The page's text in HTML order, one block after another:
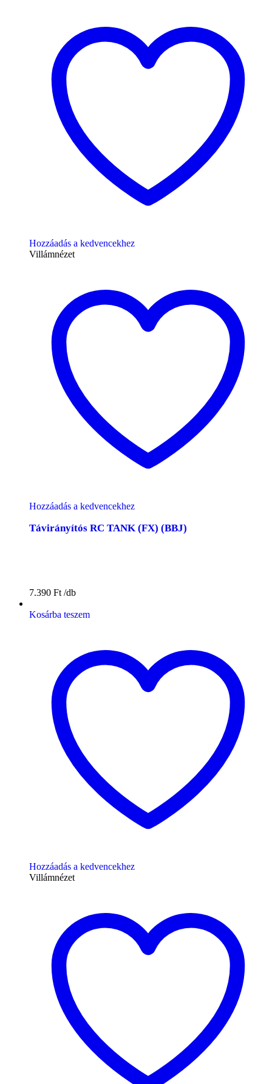
Hozzáadás a kedvencekhez
Villámnézet
Hozzáadás a kedvencekhez
Távirányítós RC TANK (FX) (BBJ)
7.390 Ft
Kosárba teszem
Hozzáadás a kedvencekhez
Villámnézet